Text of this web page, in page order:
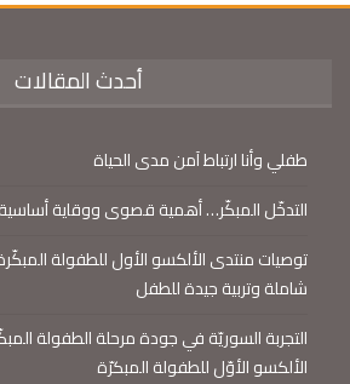
أحدث المقالات
طفلي وأنا ارتباط آمن مدى الحياة
التدخّل المبكّر… أهمية قصوى ووقاية
توصيات منتدى الألكسو الأول للطفولة
شاملة وتربية جيدة للطفل
التجربة السوريّة في جودة مرحلة الطفولة
الألكسو الأوّل للطفولة المبكرّة